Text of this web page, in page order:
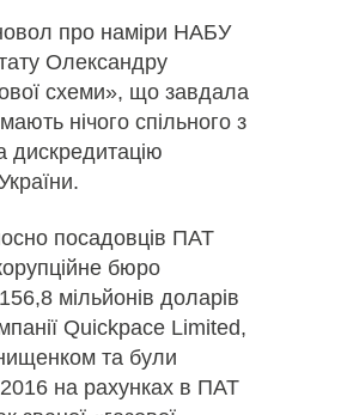
про наміри НАБУ
Олександру
схеми», що завдала
нічого спільного з
дискредитацію
посадовців ПАТ
бюро
мільйонів доларів
Quickpace Limited,
та були
на рахунках в ПАТ